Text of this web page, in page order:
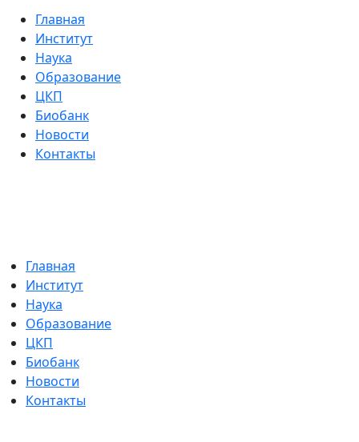
Главная
Институт
Наука
Образование
ЦКП
Биобанк
Новости
Контакты
Главная
Институт
Наука
Образование
ЦКП
Биобанк
Новости
Контакты